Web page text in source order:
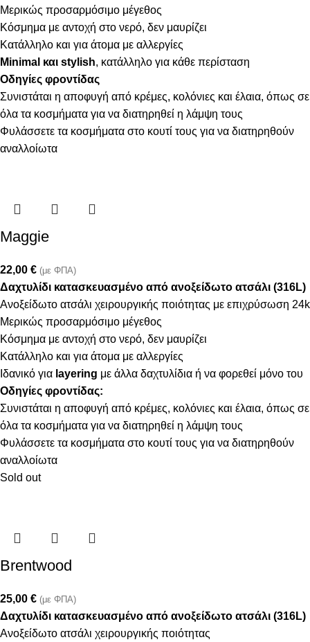
Μερικώς προσαρμόσιμo μέγεθος
Κόσμημα με αντοχή στο νερό, δεν μαυρίζει
Κατάλληλο και για άτομα με αλλεργίες
Minimal και stylish, κατάλληλο για κάθε περίσταση
Οδηγίες φροντίδας
Συνιστάται η αποφυγή από κρέμες, κολόνιες και έλαια, όπως σε
όλα τα κοσμήματα για να διατηρηθεί η λάμψη τους
Φυλάσσετε τα κοσμήματα στο κουτί τους για να διατηρηθούν
αναλλοίωτα
Maggie
22,00 € (με ΦΠΑ)
Δαχτυλίδι κατασκευασμένο από ανοξείδωτο ατσάλι (316L)
Ανοξείδωτο ατσάλι χειρουργικής ποιότητας με επιχρύσωση 24k
Μερικώς προσαρμόσιμο μέγεθος
Κόσμημα με αντοχή στο νερό, δεν μαυρίζει
Κατάλληλο και για άτομα με αλλεργίες
Ιδανικό για layering με άλλα δαχτυλίδια ή να φορεθεί μόνο του
Οδηγίες φροντίδας:
Συνιστάται η αποφυγή από κρέμες, κολόνιες και έλαια, όπως σε
όλα τα κοσμήματα για να διατηρηθεί η λάμψη τους
Φυλάσσετε τα κοσμήματα στο κουτί τους για να διατηρηθούν
αναλλοίωτα
Sold out
Brentwood
25,00 € (με ΦΠΑ)
Δαχτυλίδι κατασκευασμένο από ανοξείδωτο ατσάλι (316L)
Ανοξείδωτο ατσάλι χειρουργικής ποιότητας